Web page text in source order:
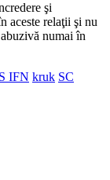
şi
aceste relaţii şi nu
numai în
IFN kruk SC